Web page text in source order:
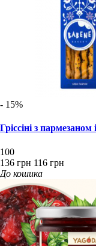
- 15%
Гріссіні з
100
136 грн 116 грн
До кошика